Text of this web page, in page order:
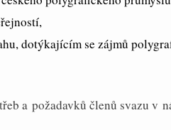
dotýkajícím se zájmů
a požadavků členů svazu v